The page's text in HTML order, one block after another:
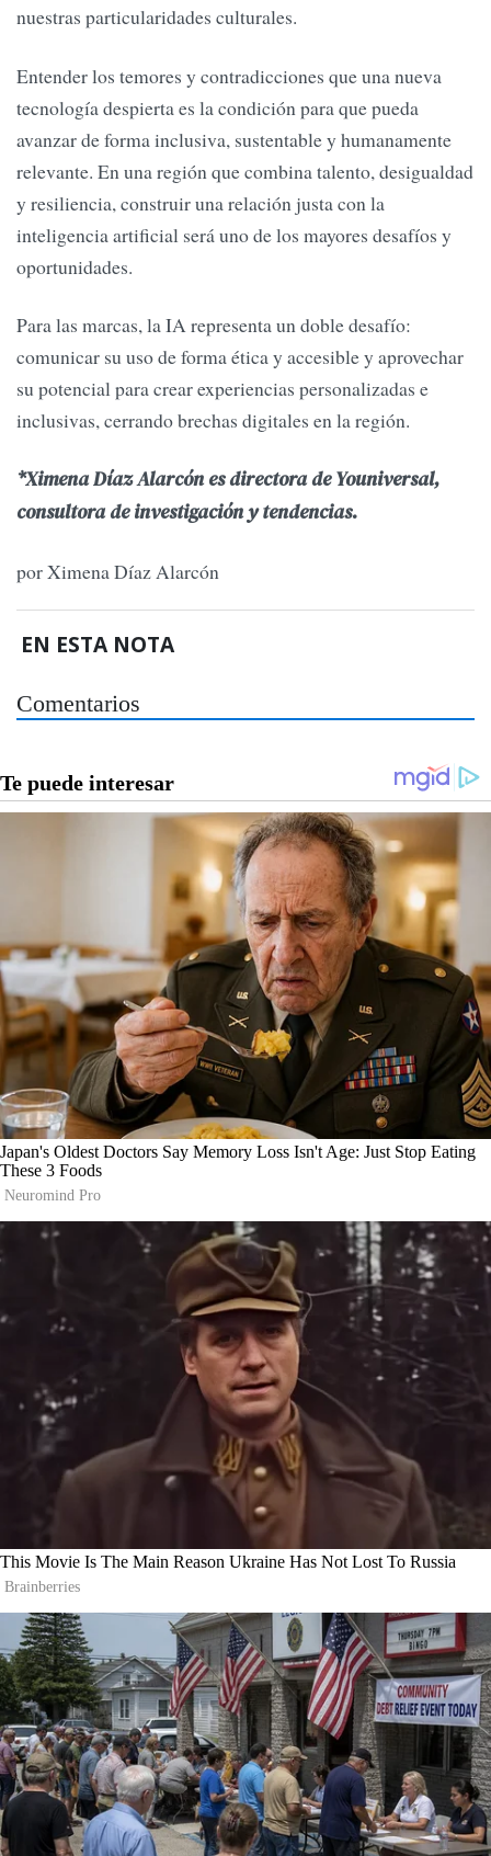
nuestras particularidades culturales.
Entender los temores y contradicciones que una nueva
tecnología despierta es la condición para que pueda
avanzar de forma inclusiva, sustentable y humanamente
relevante. En una región que combina talento, desigualdad
y resiliencia, construir una relación justa con la
inteligencia artificial será uno de los mayores desafíos y
oportunidades.
Para las marcas, la IA representa un doble desafío:
comunicar su uso de forma ética y accesible y aprovechar
su potencial para crear experiencias personalizadas e
inclusivas, cerrando brechas digitales en la región.
*Ximena Díaz Alarcón es directora de Youniversal,
consultora de investigación y tendencias.
por Ximena Díaz Alarcón
EN ESTA NOTA
Comentarios